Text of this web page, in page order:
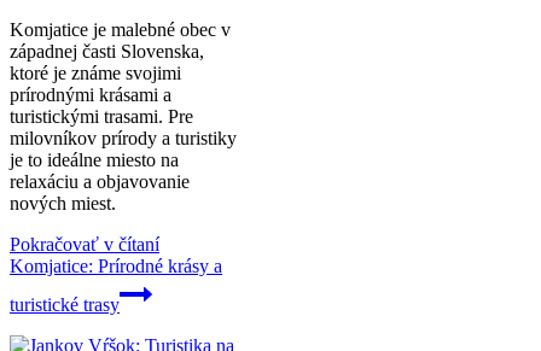
Komjatice je malebné obec v
západnej časti Slovenska,
ktoré je známe svojimi
prírodnými krásami a
turistickými trasami. Pre
milovníkov prírody a turistiky
je to ideálne miesto na
relaxáciu a objavovanie
nových miest.
Pokračovať v čítaní
Komjatice: Prírodné krásy a
turistické trasy